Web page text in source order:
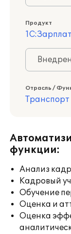
Продукт
Отрасль /
Транспорт
функции:
Анализ
Кадровый
Обучение
Оценка и
Оценка